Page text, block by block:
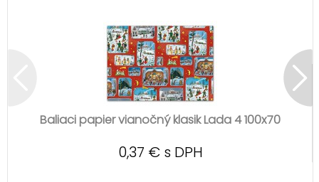
Baliaci papier vianočný klasik Lada 4 100x70
0,37 € s DPH